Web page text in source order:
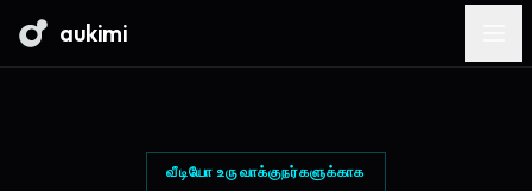
aukimi
வீடியோ உருவாக்குநர்களுக்காக